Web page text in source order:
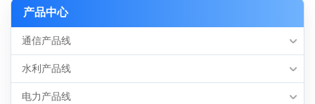
产品中心
通信产品线
水利产品线
电力产品线